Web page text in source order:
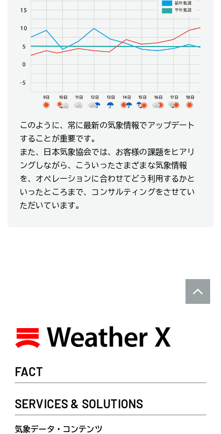
このように、常に最新の気象情報でアップデート
することが重要です。
また、日本気象協会では、お客様の課題をヒアリ
ングしながら、こういったさまざまな気象情報
を、オペレーションに合わせてどう利用するかと
いったところまで、コンサルティングをさせてい
ただいています。
FACT
SERVICES & SOLUTIONS
気象データ・コンテンツ